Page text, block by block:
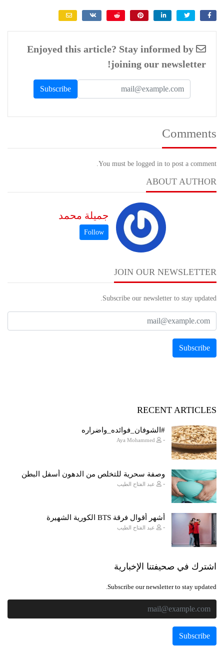
Enjoyed this article? Stay informed by
joining our newsletter!
Comments
You must be logged in to post a comment.
ABOUT AUTHOR
جميلة محمد
JOIN OUR NEWSLETTER
Subscribe our newsletter to stay updated.
RECENT ARTICLES
#الشوفان_فوائده_واضراره
-
وصفة سحرية للتخلص من الدهون أسفل البطن
- عبد الفتاح الطيب
أشهر أقوال فرقة BTS الكورية الشهيرة
- عبد الفتاح الطيب
اشترك في صحيفتنا الإخبارية
Subscribe our newsletter to stay updated.